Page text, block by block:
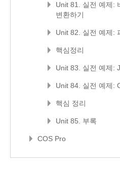
Unit 81. 실전 예제:
변환하기
Unit 82. 실전 예제:
핵심정리
Unit 83. 실전 예제:
Unit 84. 실전 예제:
핵심 정리
Unit 85. 부록
COS Pro